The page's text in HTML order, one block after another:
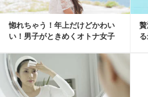
惚れちゃう！年上だけどかわい
い！男子がときめくオトナ女子